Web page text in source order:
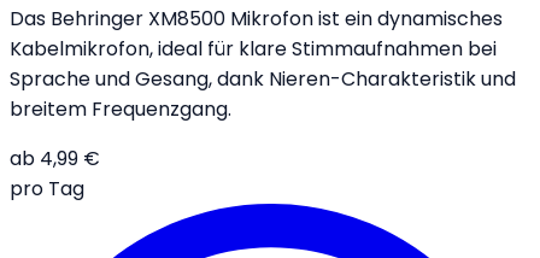
Das Behringer XM8500 Mikrofon ist ein dynamisches
Kabelmikrofon, ideal für klare Stimmaufnahmen bei
Sprache und Gesang, dank Nieren-Charakteristik und
breitem Frequenzgang.
ab 4,99 €
pro Tag